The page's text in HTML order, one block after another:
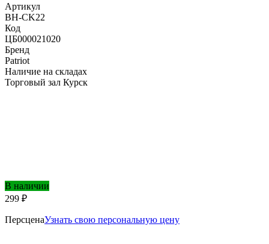
Артикул
BH-CK22
Код
ЦБ000021020
Бренд
Patriot
Наличие на складах
Торговый зал Курск
В наличии
299 ₽
ПерсценаУзнать свою персональную цену